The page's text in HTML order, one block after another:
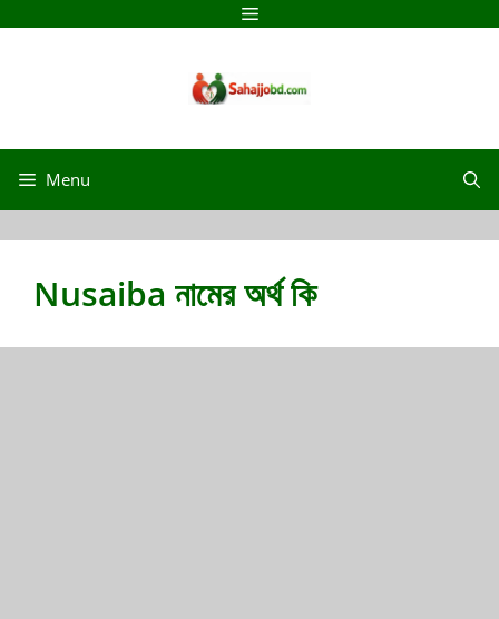
Menu
Menu
Nusaiba নামের অর্থ কি